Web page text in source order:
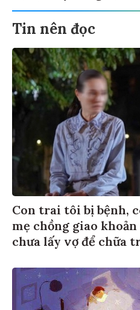
Tin nên đọc
Con trai tôi bị bệnh,
mẹ chồng giao
chưa lấy vợ để chữa